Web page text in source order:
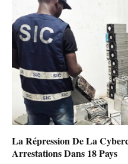
La Répression De La
Arrestations Dans 18 Pays